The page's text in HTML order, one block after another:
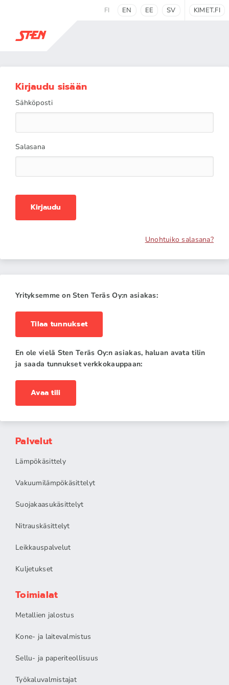
FI EN EE SV KIMET.FI
Kirjaudu sisään
Sähköposti
Salasana
Kirjaudu
Unohtuiko salasana?
Yrityksemme on Sten Teräs Oy:n asiakas:
Tilaa tunnukset
En ole vielä Sten Teräs Oy:n asiakas, haluan avata tilin
ja saada tunnukset verkkokauppaan:
Avaa tili
Palvelut
Lämpökäsittely
Vakuumilämpökäsittelyt
Suojakaasukäsittelyt
Nitrauskäsittelyt
Leikkauspalvelut
Kuljetukset
Toimialat
Metallien jalostus
Kone- ja laitevalmistus
Sellu- ja paperiteollisuus
Työkaluvalmistajat